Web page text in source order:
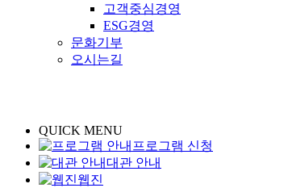
고객중심경영
ESG경영
문화기부
오시는길
QUICK MENU
프로그램 신청
대관 안내
웹진